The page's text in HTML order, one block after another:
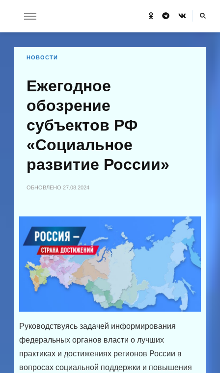
НОВОСТИ
Ежегодное
обозрение
субъектов РФ
«Социальное
развитие России»
ОБНОВЛЕНО 27.08.2024
Руководствуясь задачей информирования
федеральных органов власти о лучших
практиках и достижениях регионов России в
вопросах социальной поддержки и повышения